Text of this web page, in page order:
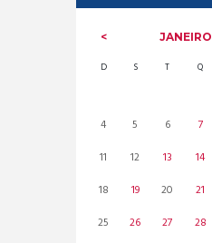
JANEIRO
D S T Q
4
5 6 7
11
12 13 14
18
19 20 21
25
26 27 28